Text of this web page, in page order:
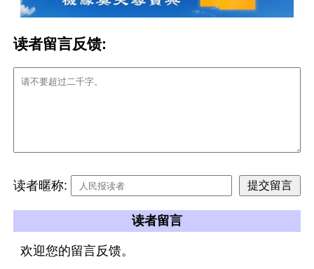
读者留言反馈:
读者暱称:
读者留言
欢迎您的留言反馈。